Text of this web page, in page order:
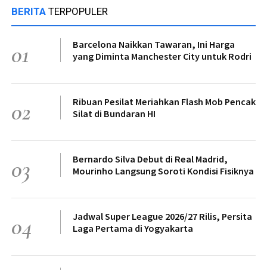
BERITA TERPOPULER
01
Barcelona Naikkan Tawaran, Ini Harga
yang Diminta Manchester City untuk Rodri
02
Ribuan Pesilat Meriahkan Flash Mob Pencak
Silat di Bundaran HI
03
Bernardo Silva Debut di Real Madrid,
Mourinho Langsung Soroti Kondisi Fisiknya
04
Jadwal Super League 2026/27 Rilis, Persita
Laga Pertama di Yogyakarta